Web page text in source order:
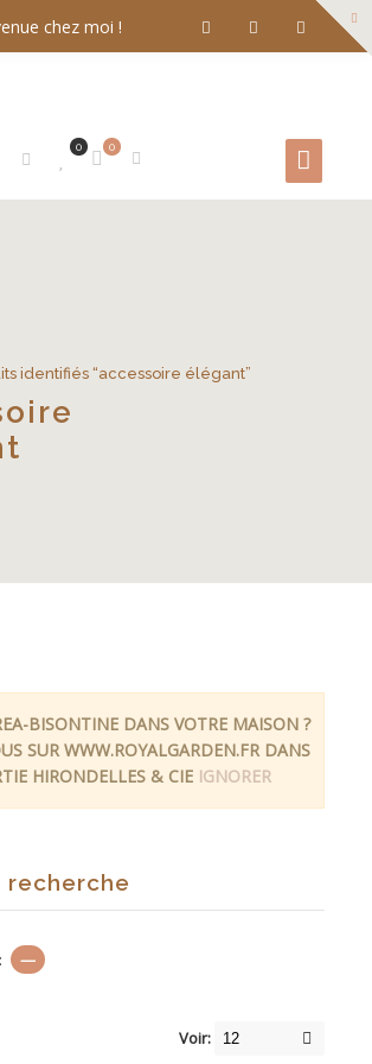
chez moi !
0
0
identifiés “accessoire élégant”
BISONTINE DANS VOTRE MAISON ?
SUR WWW.ROYALGARDEN.FR DANS
HIRONDELLES & CIE IGNORER
—
Voir: